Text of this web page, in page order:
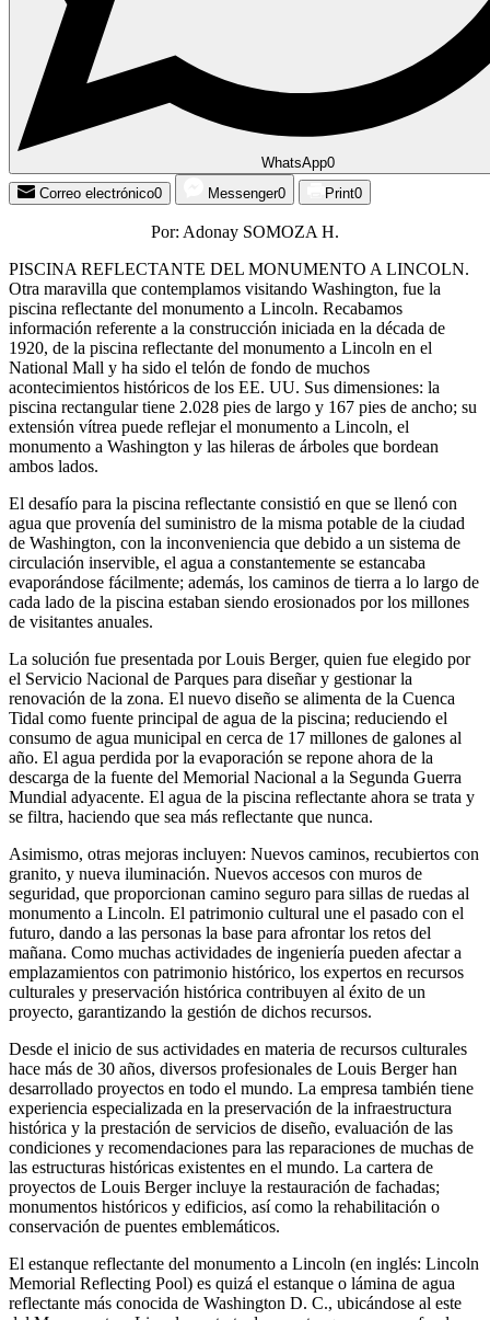
WhatsApp0
Correo electrónico0 Messenger0 Print0
Por: Adonay SOMOZA H.
PISCINA REFLECTANTE DEL MONUMENTO A LINCOLN.
Otra maravilla que contemplamos visitando Washington, fue la
piscina reflectante del monumento a Lincoln. Recabamos
información referente a la construcción iniciada en la década de
1920, de la piscina reflectante del monumento a Lincoln en el
National Mall y ha sido el telón de fondo de muchos
acontecimientos históricos de los EE. UU. Sus dimensiones: la
piscina rectangular tiene 2.028 pies de largo y 167 pies de ancho; su
extensión vítrea puede reflejar el monumento a Lincoln, el
monumento a Washington y las hileras de árboles que bordean
ambos lados.
El desafío para la piscina reflectante consistió en que se llenó con
agua que provenía del suministro de la misma potable de la ciudad
de Washington, con la inconveniencia que debido a un sistema de
circulación inservible, el agua a constantemente se estancaba
evaporándose fácilmente; además, los caminos de tierra a lo largo de
cada lado de la piscina estaban siendo erosionados por los millones
de visitantes anuales.
La solución fue presentada por Louis Berger, quien fue elegido por
el Servicio Nacional de Parques para diseñar y gestionar la
renovación de la zona. El nuevo diseño se alimenta de la Cuenca
Tidal como fuente principal de agua de la piscina; reduciendo el
consumo de agua municipal en cerca de 17 millones de galones al
año. El agua perdida por la evaporación se repone ahora de la
descarga de la fuente del Memorial Nacional a la Segunda Guerra
Mundial adyacente. El agua de la piscina reflectante ahora se trata y
se filtra, haciendo que sea más reflectante que nunca.
Asimismo, otras mejoras incluyen: Nuevos caminos, recubiertos con
granito, y nueva iluminación. Nuevos accesos con muros de
seguridad, que proporcionan camino seguro para sillas de ruedas al
monumento a Lincoln. El patrimonio cultural une el pasado con el
futuro, dando a las personas la base para afrontar los retos del
mañana. Como muchas actividades de ingeniería pueden afectar a
emplazamientos con patrimonio histórico, los expertos en recursos
culturales y preservación histórica contribuyen al éxito de un
proyecto, garantizando la gestión de dichos recursos.
Desde el inicio de sus actividades en materia de recursos culturales
hace más de 30 años, diversos profesionales de Louis Berger han
desarrollado proyectos en todo el mundo. La empresa también tiene
experiencia especializada en la preservación de la infraestructura
histórica y la prestación de servicios de diseño, evaluación de las
condiciones y recomendaciones para las reparaciones de muchas de
las estructuras históricas existentes en el mundo. La cartera de
proyectos de Louis Berger incluye la restauración de fachadas;
monumentos históricos y edificios, así como la rehabilitación o
conservación de puentes emblemáticos.
El estanque reflectante del monumento a Lincoln (en inglés: Lincoln
Memorial Reflecting Pool) es quizá el estanque o lámina de agua
reflectante más conocida de Washington D. C., ubicándose al este